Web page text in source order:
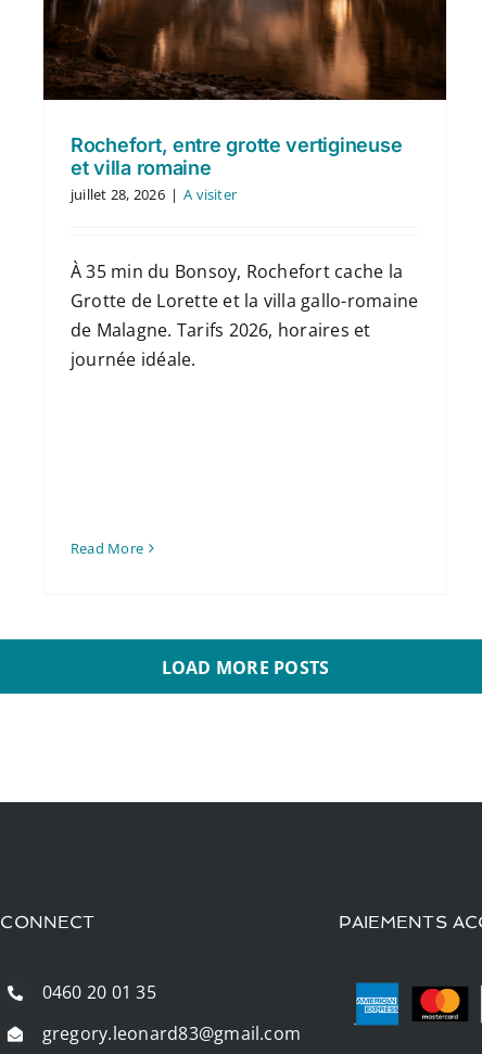
Rochefort, entre grotte vertigineuse
et villa romaine
juillet 28, 2026 | A visiter
À 35 min du Bonsoy, Rochefort cache la
Grotte de Lorette et la villa gallo-romaine
de Malagne. Tarifs 2026, horaires et
journée idéale.
Read More
LOAD MORE POSTS
CONNECT
0460 20 01 35
gregory.leonard83@gmail.com
PAIEMENTS